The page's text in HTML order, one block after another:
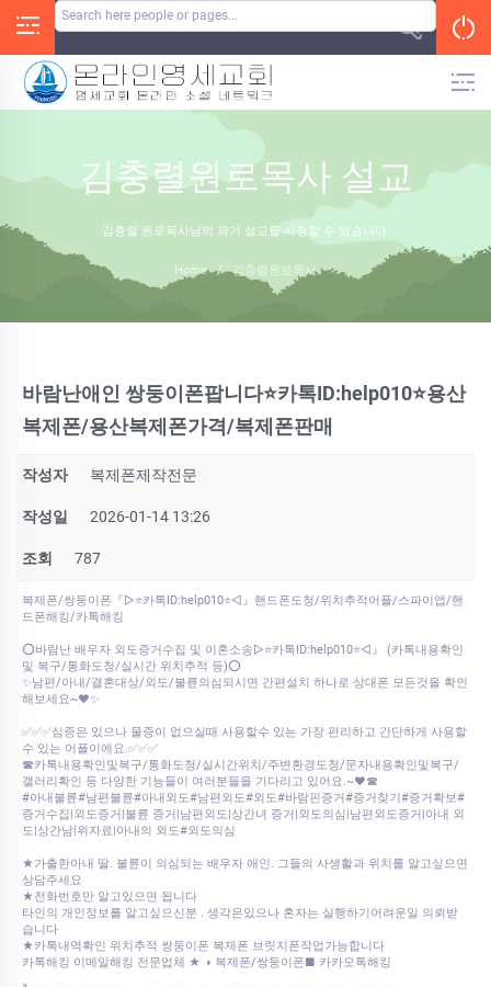
김충렬원로목사 설교
김충렬 원로목사님의 과거 설교를 시청할 수 있습니다.
Home / 김충렬원로목사
바람난애인 쌍둥이폰팝니다⭐카톡ID:help010⭐용산
복제폰/용산복제폰가격/복제폰판매
작성자 복제폰제작전문
작성일 2026-01-14 13:26
조회 787
복제폰/쌍둥이폰『▷⭐카톡ID:help010⭐◁』핸드폰도청/위치추적어플/스파이앱/핸
드폰해킹/카톡해킹
⭕바람난 배우자 외도증거수집 및 이혼소송▷⭐카톡ID:help010⭐◁』 (카톡내용확인
및 복구/통화도청/실시간 위치추적 등)⭕
✨남편/아내/결혼대상/외도/불륜의심되시면 간편설치 하나로 상대폰 모든것을 확인
해보세요~♥✨
✅✅✅심증은 있으나 물증이 없으실때 사용할수 있는 가장 편리하고 간단하게 사용할
수 있는 어플이에요.✅✅✅
☎카톡내용확인및복구/통화도청/실시간위치/주변환경도청/문자내용확인및복구/
갤러리확인 등 다양한 기능들이 여러분들을 기다리고 있어요.~♥☎
#아내불륜#남편불륜#아내외도#남편외도#외도#바람핀증거#증거찾기#증거확보#
증거수집|외도증거|불륜 증거|남편외도|상간녀 증거|외도의심|남편외도증거|아내 외
도|상간남|위자료|아내의 외도#외도의심
★가출한아내 딸. 불륜이 의심되는 배우자 애인. 그들의 사생활과 위치를 알고싶으면
상담주세요
★전화번호만 알고있으면 됩니다
타인의 개인정보를 알고싶으신분 . 생각은있으나 혼자는 실행하기어려운일 의뢰받
습니다
★카톡내역확인 위치추적 쌍둥이폰 복제폰 브릿지폰작업가능합니다
카톡해킹 이메일해킹 전문업체 ★ ◑ 복제폰/쌍둥이폰■ 카카오톡해킹